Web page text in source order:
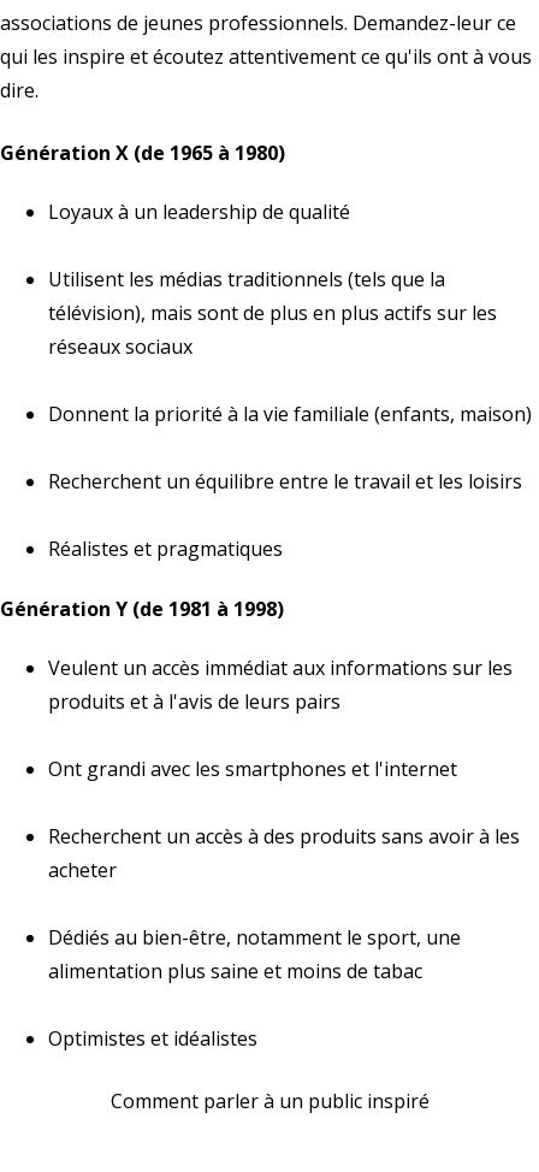
associations de jeunes professionnels. Demandez-leur ce
qui les inspire et écoutez attentivement ce qu'ils ont à vous
dire.
Génération X (de 1965 à 1980)
Loyaux à un leadership de qualité
Utilisent les médias traditionnels (tels que la
télévision), mais sont de plus en plus actifs sur les
réseaux sociaux
Donnent la priorité à la vie familiale (enfants, maison)
Recherchent un équilibre entre le travail et les loisirs
Réalistes et pragmatiques
Génération Y (de 1981 à 1998)
Veulent un accès immédiat aux informations sur les
produits et à l'avis de leurs pairs
Ont grandi avec les smartphones et l'internet
Recherchent un accès à des produits sans avoir à les
acheter
Dédiés au bien-être, notamment le sport, une
alimentation plus saine et moins de tabac
Optimistes et idéalistes
Comment parler à un public inspiré